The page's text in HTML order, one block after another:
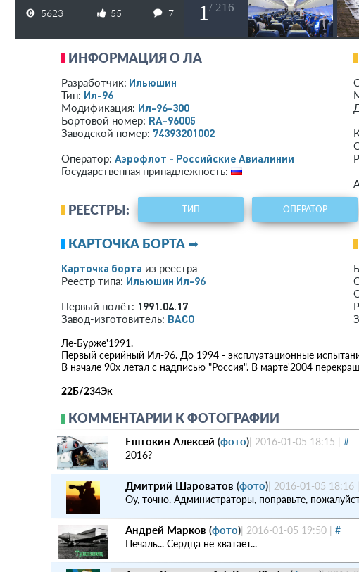
5623 55 7 1 / 216
ИНФОРМАЦИЯ О ЛА
Разработчик: Ильюшин
Тип: Ил-96
Модификация: Ил-96-300
Бортовой номер: RA-96005
Заводской номер: 74393201002
Оператор: Аэрофлот - Российские Авиалинии
Государственная принадлежность:
РЕЕСТРЫ: ТИП ОПЕРАТОР
КАРТОЧКА БОРТА ➦
Карточка борта из реестра
Реестр типа: Ильюшин Ил-96
Первый полёт: 1991.04.17
Завод-изготовитель: ВАСО
Ле-Бурже'1991.
Первый серийный Ил-96. До 1994 - эксплуатационные
В начале 90х летал с надписью "Россия". В марте'2004
22Б/234Эк
КОММЕНТАРИИ К ФОТОГРАФИИ
Ештокин Алексей (фото)| 2016-01-05 18:15 | #
2016?
Дмитрий Шароватов (фото)| 2016-01-05 18:16 |
Оу, точно. Администраторы, поправьте,
Андрей Марков (фото)| 2016-01-05 19:50 | #
Печаль... Сердца не хватает...